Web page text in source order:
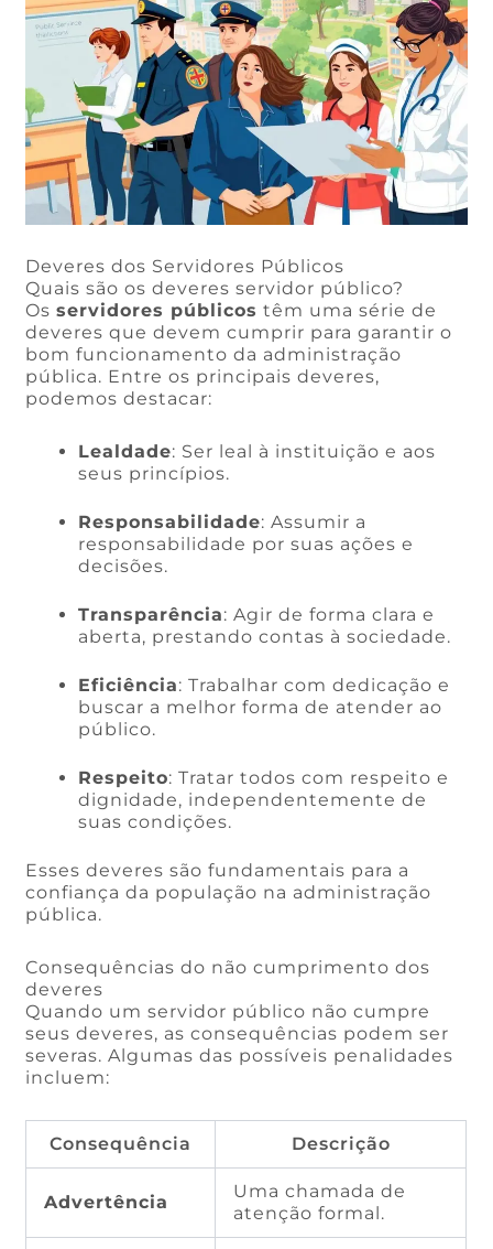
Deveres dos Servidores Públicos
Quais são os deveres servidor público?
Osservidores públicos têm uma série de
deveres que devem cumprir para garantir o
bom funcionamento da administração
pública. Entre os principais deveres,
podemos destacar:
Lealdade: Ser leal à instituição e aos
seus princípios.
Responsabilidade: Assumir a
responsabilidade por suas ações e
decisões.
Transparência: Agir de forma clara e
aberta, prestando contas à sociedade.
Eficiência: Trabalhar com dedicação e
buscar a melhor forma de atender ao
público.
Respeito: Tratar todos com respeito e
dignidade, independentemente de
suas condições.
Esses deveres são fundamentais para a
confiança da população na administração
pública.
Consequências do não cumprimento dos
deveres
Quando um servidor público não cumpre
seus deveres, as consequências podem ser
severas. Algumas das possíveis penalidades
incluem:
Consequência Descrição
Advertência
Uma chamada de
atenção formal.